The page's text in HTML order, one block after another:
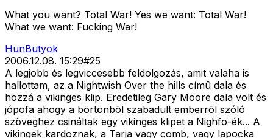
What you want? Total War! Yes we want: Total War!
What we want: Fucking War!
HunButyok
2006.12.08. 15:29#25
A legjobb és legviccesebb feldolgozás, amit valaha is
hallottam, az a Nightwish Over the hills címû dala és
hozzá a vikinges klip. Eredetileg Gary Moore dala volt és
jópofa ahogy a börtönbõl szabadult emberrõl szóló
szöveghez csináltak egy vikinges klipet a Nighfo-ék... A
vikingek kardoznak, a Tarja vagy comb, vagy lapocka